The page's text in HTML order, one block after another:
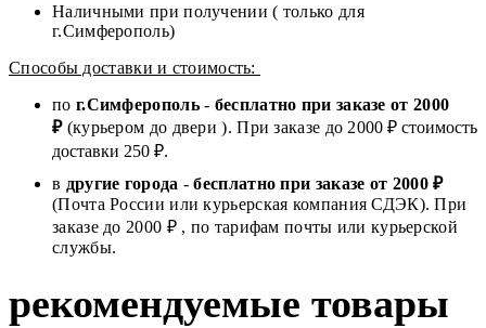
Наличными при получении ( только для
г.Симферополь)
Способы доставки и стоимость:
по г.Симферополь- бесплатно при заказе от 2000
₽(курьером до двери ). При заказе до 2000 ₽ стоимость
доставки 250 ₽.
в другие города -бесплатно при заказе от 2000 ₽
(Почта России или курьерская компания СДЭК). При
заказе до 2000 ₽ , по тарифам почты или курьерской
службы.
рекомендуемые товары